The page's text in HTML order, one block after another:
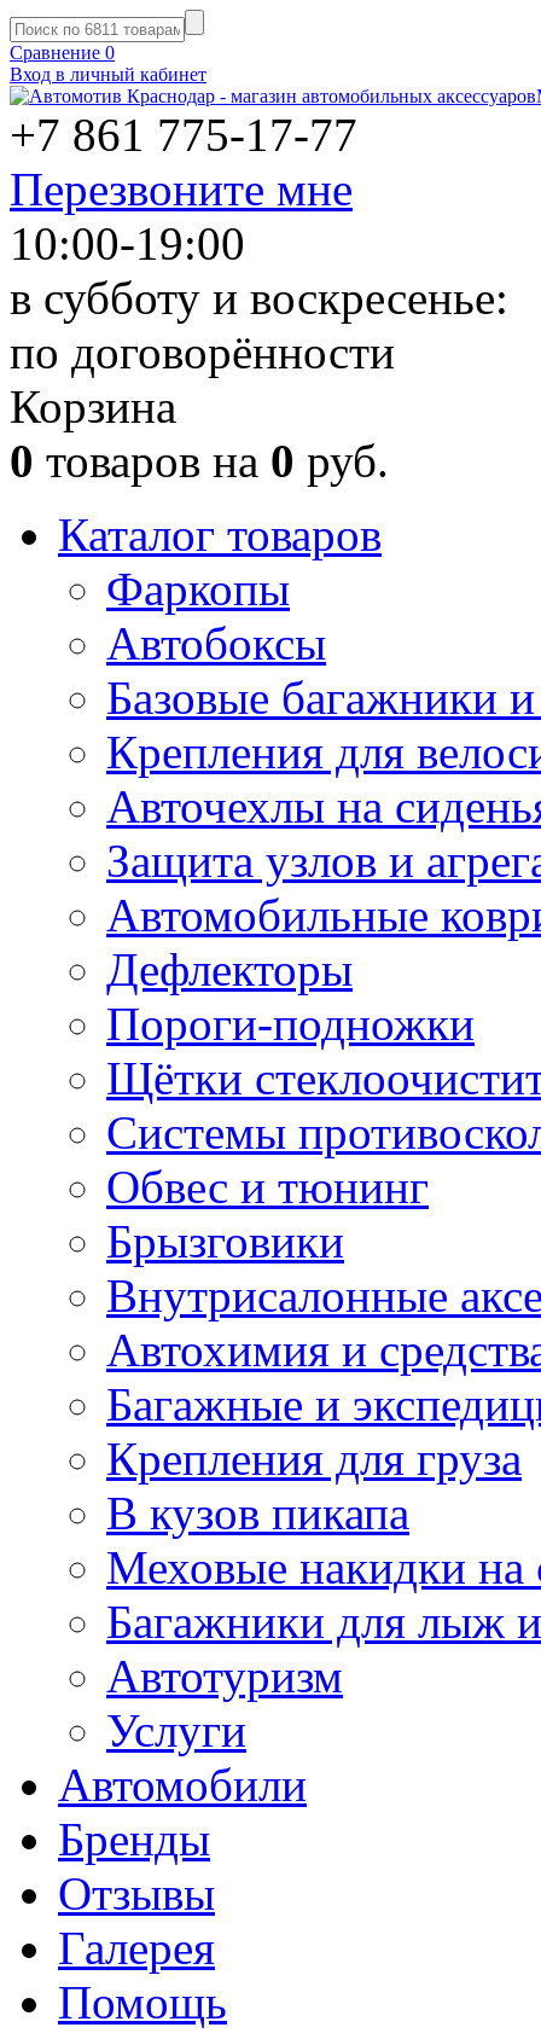
Сравнение 0
Вход в личный кабинет
+7 861 775-17-77
Перезвоните мне
10:00-19:00
в субботу и воскресенье:
по договорённости
Корзина
0 товаров на 0 руб.
Каталог товаров
Фаркопы
Автобоксы
Базовые багажники
Крепления для
Авточехлы на
Защита узлов и
Автомобильные
Дефлекторы
Пороги-подножки
Щётки
Системы
Обвес и тюнинг
Брызговики
Внутрисалонные
Автохимия и
Багажные и
Крепления для груза
В кузов пикапа
Меховые накидки на
Багажники для лыж
Автотуризм
Услуги
Автомобили
Бренды
Отзывы
Галерея
Помощь